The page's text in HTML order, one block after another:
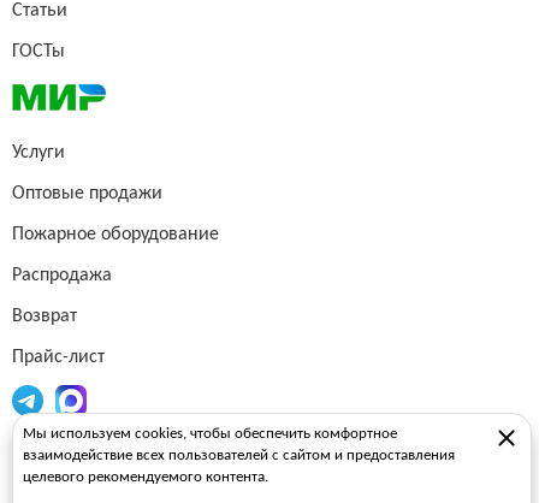
Статьи
ГОСТы
Услуги
Оптовые продажи
Пожарное оборудование
Распродажа
Возврат
Прайс-лист
Огнетушители
Мы используем cookies, чтобы обеспечить комфортное
взаимодействие всех пользователей с сайтом и предоставления
целевого рекомендуемого контента.